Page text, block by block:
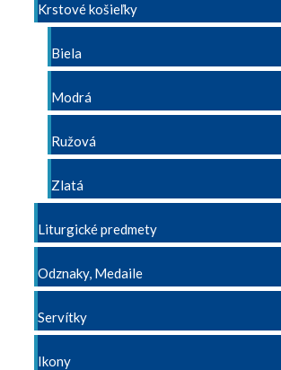
Krstové košieľky
Biela
Modrá
Ružová
Zlatá
Liturgické predmety
Odznaky, Medaile
Servítky
Ikony